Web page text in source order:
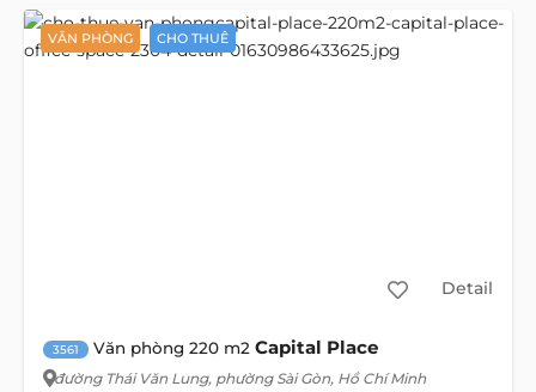
VĂN PHÒNG CHO THUÊ
Detail
3561 Văn phòng 220 m2 Capital Place
đường Thái Văn Lung, phường Sài Gòn, Hồ Chí Minh